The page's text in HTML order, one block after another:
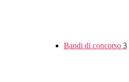
Bandi di concorso 3